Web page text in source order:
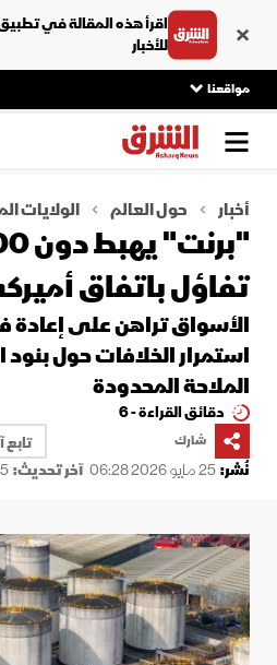
اقرأ هذه المقالة في
للأخبار
مواقعنا
أخبار حول العالم الولايات
تفاؤل باتفاق
الأسواق تراهن على إعادة
استمرار الخلافات حول بنود
الملاحة المحدودة
دقائق القراءة - 6
شارك
تابع
نُشر:25 مايو 2026 06:28 آخر تحديث:25